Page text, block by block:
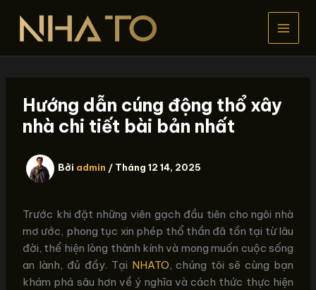
dung
Hướng dẫn cúng động thổ xây
nhà chi tiết bài bản nhất
Bởi admin / Tháng 12 14, 2025
Trước khi đặt những viên gạch đầu tiên cho ngôi nhà
mơ ước, phong tục xin phép thổ thần đã tồn tại từ lâu
đời, thể hiện lòng thành kính và mong muốn cuộc sống
an lành, đủ đầy. Tại NHATO, chúng tôi sẽ cùng bạn
khám phá sâu hơn về ý nghĩa và cách thức thực hiện